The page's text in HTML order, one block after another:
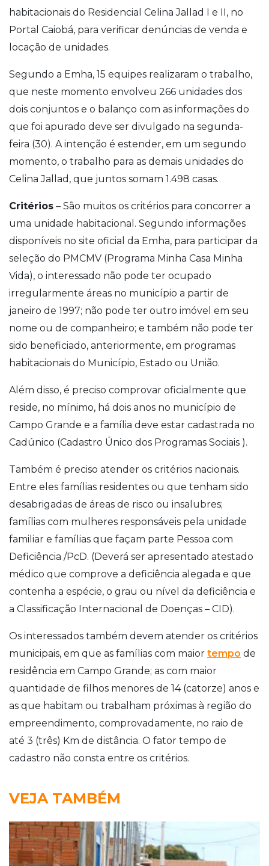
habitacionais do Residencial Celina Jallad I e II, no
Portal Caiobá, para verificar denúncias de venda e
locação de unidades.
Segundo a Emha, 15 equipes realizaram o trabalho,
que neste momento envolveu 266 unidades dos
dois conjuntos e o balanço com as informações do
que foi apurado deve ser divulgado na segunda-
feira (30). A intenção é estender, em um segundo
momento, o trabalho para as demais unidades do
Celina Jallad, que juntos somam 1.498 casas.
Critérios – São muitos os critérios para concorrer a
uma unidade habitacional. Segundo informações
disponíveis no site oficial da Emha, para participar da
seleção do PMCMV (Programa Minha Casa Minha
Vida), o interessado não pode ter ocupado
irregularmente áreas no município a partir de
janeiro de 1997; não pode ter outro imóvel em seu
nome ou de companheiro; e também não pode ter
sido beneficiado, anteriormente, em programas
habitacionais do Município, Estado ou União.
Além disso, é preciso comprovar oficialmente que
reside, no mínimo, há dois anos no município de
Campo Grande e a família deve estar cadastrada no
Cadúnico (Cadastro Único dos Programas Sociais ).
Também é preciso atender os critérios nacionais.
Entre eles famílias residentes ou que tenham sido
desabrigadas de áreas de risco ou insalubres;
famílias com mulheres responsáveis pela unidade
familiar e famílias que façam parte Pessoa com
Deficiência /PcD. (Deverá ser apresentado atestado
médico que comprove a deficiência alegada e que
contenha a espécie, o grau ou nível da deficiência e
a Classificação Internacional de Doenças – CID).
Os interessados também devem atender os critérios
municipais, em que as famílias com maior tempo de
residência em Campo Grande; as com maior
quantidade de filhos menores de 14 (catorze) anos e
as que habitam ou trabalham próximas à região do
empreendimento, comprovadamente, no raio de
até 3 (três) Km de distância. O fator tempo de
cadastro não consta entre os critérios.
VEJA TAMBÉM